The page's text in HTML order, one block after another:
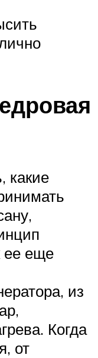
какие
ее еще
из
Когда
от